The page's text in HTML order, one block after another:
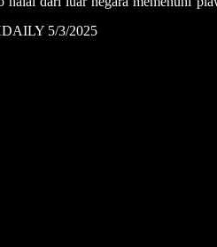
5/3/2025